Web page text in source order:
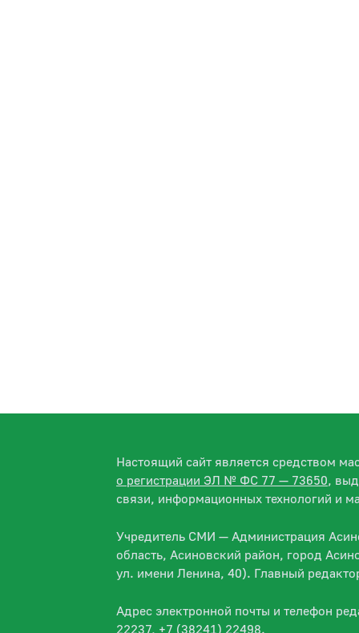
Настоящий сайт является средством
о регистрации ЭЛ № ФС 77 — 73650,
связи, информационных технологий и
Учредитель СМИ — Администрация
область, Асиновский район, город
ул. имени Ленина, 40). Главный
Адрес электронной почты и телефон
22237, +7 (38241) 22498.